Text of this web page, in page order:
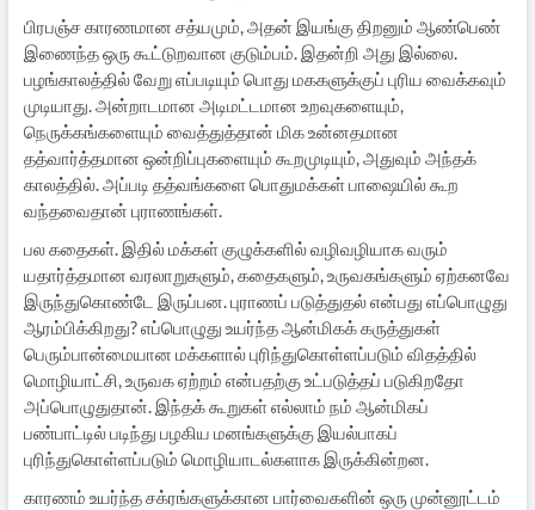
பிரபஞ்ச காரணமான சத்யமும், அதன் இயங்கு திறனும் ஆண்பெண்
இணைந்த ஒரு கூட்டுறவான குடும்பம். இதன்றி அது இல்லை.
பழங்காலத்தில் வேறு எப்படியும் பொது மககளுக்குப் புரிய வைக்கவும்
முடியாது. அன்றாடமான அடிமட்டமான உறவுகளையும்,
நெருக்கங்களையும் வைத்துத்தான் மிக உன்னதமான
தத்வார்த்தமான ஒன்றிப்புகளையும் கூறமுடியும், அதுவும் அந்தக்
காலத்தில். அப்படி தத்வங்களை பொதுமக்கள் பாஷையில் கூற
வந்தவைதான் புராணங்கள்.
பல கதைகள். இதில் மக்கள் குழுக்களில் வழிவழியாக வரும்
யதார்த்தமான வரலாறுகளும், கதைகளும், உருவகங்களும் ஏற்கனவே
இருந்துகொண்டே இருப்பன. புராணப் படுத்துதல் என்பது எப்பொழுது
ஆரம்பிக்கிறது? எப்பொழுது உயர்ந்த ஆன்மிகக் கருத்துகள்
பெரும்பான்மையான மக்களால் புரிந்துகொள்ளப்படும் விதத்தில்
மொழியாட்சி, உருவக ஏற்றம் என்பதற்கு உட்படுத்தப் படுகிறதோ
அப்பொழுதுதான். இந்தக் கூறுகள் எல்லாம் நம் ஆன்மிகப்
பண்பாட்டில் படிந்து பழகிய மனங்களுக்கு இயல்பாகப்
புரிந்துகொள்ளப்படும் மொழியாடல்களாக இருக்கின்றன.
காரணம் உயர்ந்த சக்ரங்களுக்கான பார்வைகளின் ஒரு முன்னூட்டம்